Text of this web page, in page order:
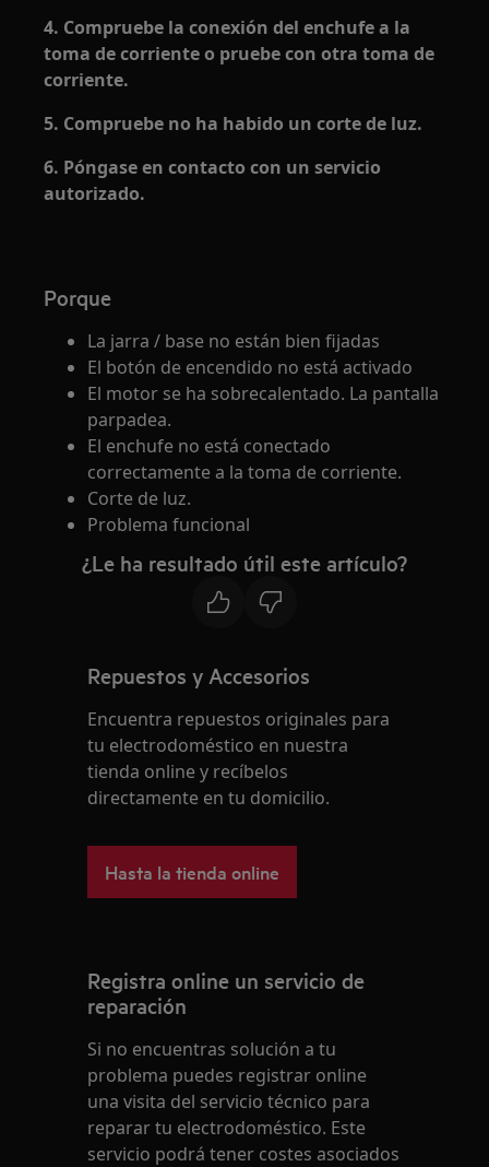
4. Compruebe la conexión del enchufe a la
toma de corriente o pruebe con otra toma de
corriente.
5. Compruebe no ha habido un corte de luz.
6. Póngase en contacto con un servicio
autorizado.
Porque
La jarra / base no están bien fijadas
El botón de encendido no está activado
El motor se ha sobrecalentado. La pantalla
parpadea.
El enchufe no está conectado
correctamente a la toma de corriente.
Corte de luz.
Problema funcional
¿Le ha resultado útil este artículo?
Repuestos y Accesorios
Encuentra repuestos originales para
tu electrodoméstico en nuestra
tienda online y recíbelos
directamente en tu domicilio.
Hasta la tienda online
Registra online un servicio de
reparación
Si no encuentras solución a tu
problema puedes registrar online
una visita del servicio técnico para
reparar tu electrodoméstico. Este
servicio podrá tener costes asociados